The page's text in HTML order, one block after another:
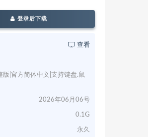
登录后下载
查看
版|官方简体中文|支持键盘.鼠
2026年06月06号
0.1G
永久